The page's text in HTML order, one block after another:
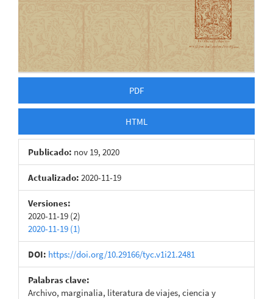
PDF
HTML
Publicado: nov 19, 2020
Actualizado: 2020-11-19
Versiones:
2020-11-19 (2)
2020-11-19 (1)
DOI: https://doi.org/10.29166/tyc.v1i21.2481
Palabras clave:
Archivo, marginalia, literatura de viajes, ciencia y